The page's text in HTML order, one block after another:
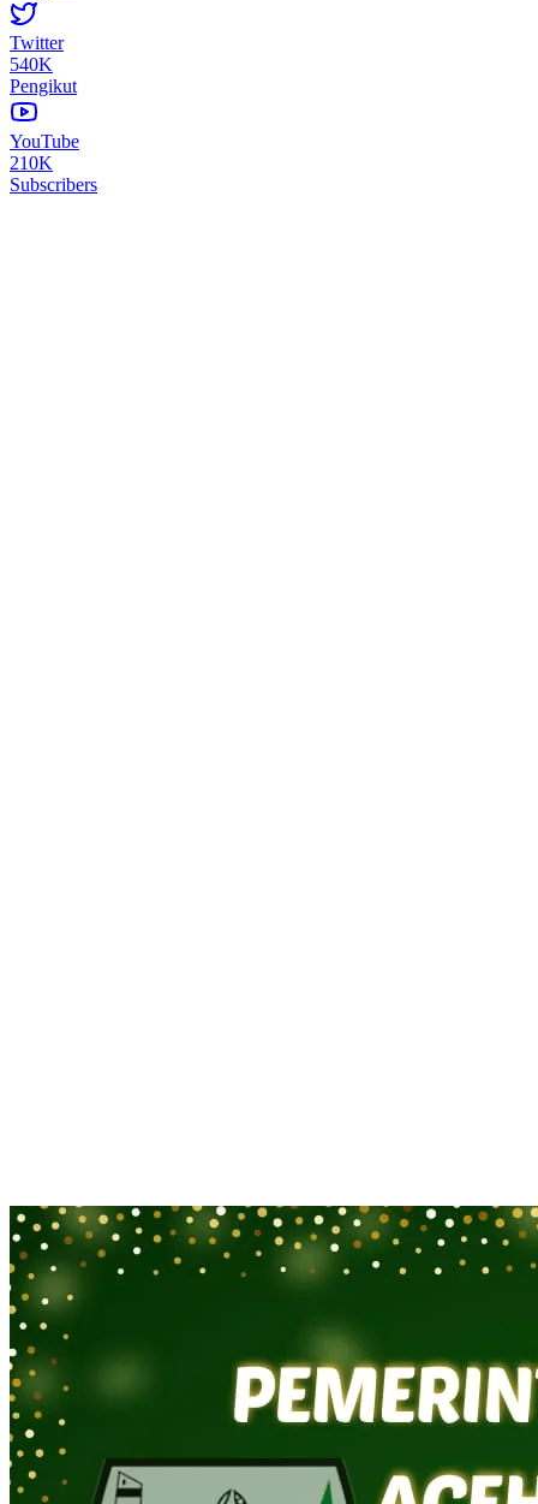
Twitter
540K
Pengikut
YouTube
210K
Subscribers